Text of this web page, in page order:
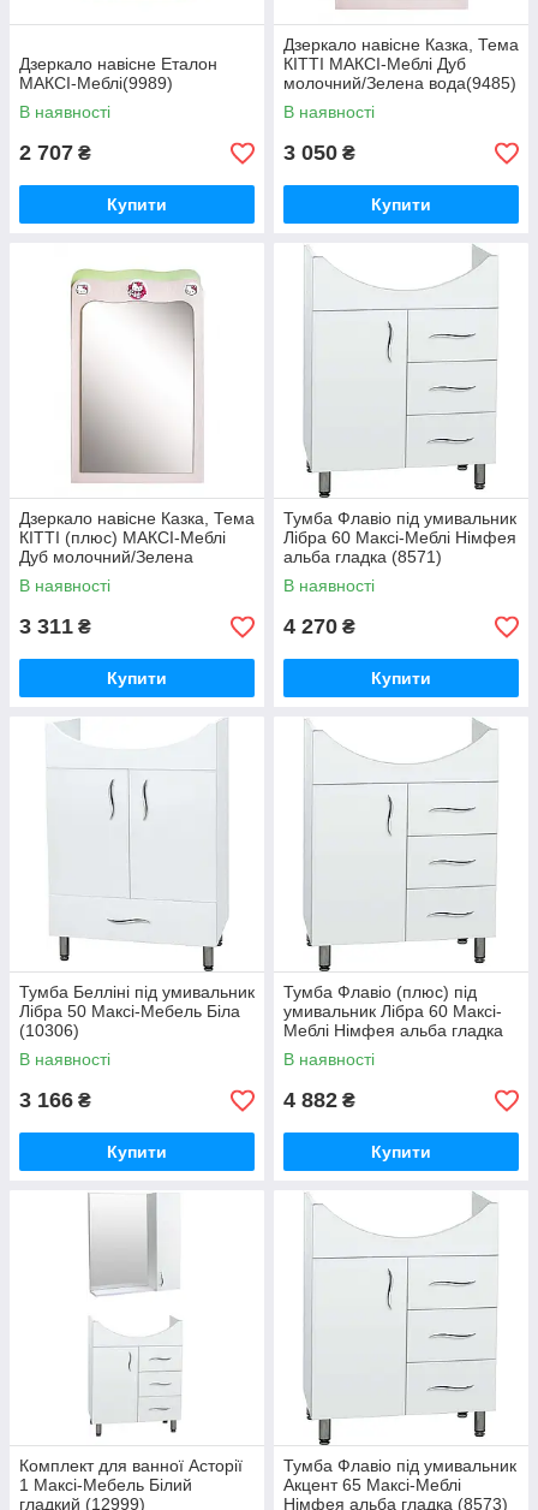
Дзеркало навісне Еталон
МАКСІ-Меблі(9989)
В наявності
2 707 ₴
Купити
Дзеркало навісне Казка, Тема
КІТТІ МАКСІ-Меблі Дуб
молочний/Зелена вода(9485)
В наявності
3 050 ₴
Купити
Дзеркало навісне Казка, Тема
КІТТІ (плюс) МАКСІ-Меблі
Дуб молочний/Зелена
вода(9486)
В наявності
3 311 ₴
Купити
Тумба Флавіо під умивальник
Лібра 60 Максі-Меблі Німфея
альба гладка (8571)
В наявності
4 270 ₴
Купити
Тумба Белліні під умивальник
Лібра 50 Максі-Мебель Біла
(10306)
В наявності
3 166 ₴
Купити
Тумба Флавіо (плюс) під
умивальник Лібра 60 Максі-
Меблі Німфея альба гладка
(8572)
В наявності
4 882 ₴
Купити
Комплект для ванної Асторії
1 Максі-Мебель Білий
гладкий (12999)
Тумба Флавіо під умивальник
Акцент 65 Максі-Меблі
Німфея альба гладка (8573)